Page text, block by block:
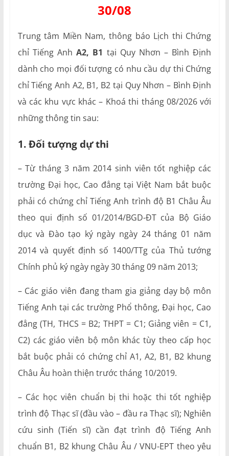
30/08
Trung tâm Miền Nam, thông báo Lịch thi Chứng
chỉ Tiếng AnhA2, B1 tại Quy Nhơn – Bình Định
dành cho mọi đối tượng có nhu cầu dự thi Chứng
chỉ Tiếng Anh A2, B1, B2 tại Quy Nhơn – Bình Định
và các khu vực khác – Khoá thi tháng 08/2026 với
những thông tin sau:
1. Đối tượng dự thi
– Từ tháng 3 năm 2014 sinh viên tốt nghiệp các
trường Đại học, Cao đẳng tại Việt Nam bắt buộc
phải có chứng chỉ Tiếng Anh trình độ B1 Châu Âu
theo qui định số 01/2014/BGD-ĐT của Bộ Giáo
dục và Đào tạo ký ngày ngày 24 tháng 01 năm
2014 và quyết định số 1400/TTg của Thủ tướng
Chính phủ ký ngày ngày 30 tháng 09 năm 2013;
– Các giáo viên đang tham gia giảng dạy bộ môn
Tiếng Anh tại các trường Phổ thông, Đại học, Cao
đẳng (TH, THCS = B2; THPT = C1; Giảng viên = C1,
C2) các giáo viên bộ môn khác tùy theo cấp học
bắt buộc phải có chứng chỉ A1, A2, B1, B2 khung
Châu Âu hoàn thiện trước tháng 10/2019.
– Các học viên chuẩn bị thi hoặc thi tốt nghiệp
trình độ Thạc sĩ (đầu vào – đầu ra Thạc sĩ); Nghiên
cứu sinh (Tiến sĩ) cần đạt trình độ Tiếng Anh
chuẩn B1, B2 khung Châu Âu / VNU-EPT theo yêu